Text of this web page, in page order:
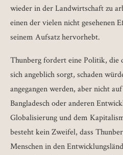
wieder in der Landwirtschaft zu
einen der vielen nicht gesehenen
seinem Aufsatz hervorhebt.
Thunberg fordert eine Politik, die
sich angeblich sorgt, schaden
angegangen werden, aber nicht
Bangladesch oder anderen
Globalisierung und dem
besteht kein Zweifel, dass
Menschen in den